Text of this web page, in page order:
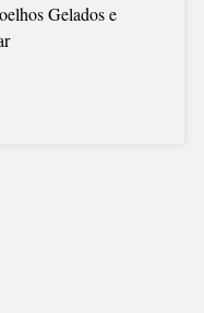
Gelados e